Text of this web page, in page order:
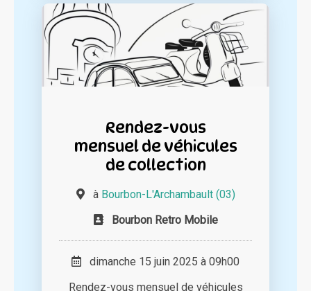
Rendez-vous
mensuel de véhicules
de collection
à Bourbon-L'Archambault (03)
Bourbon Retro Mobile
dimanche 15 juin 2025 à 09h00
Rendez-vous mensuel de véhicules